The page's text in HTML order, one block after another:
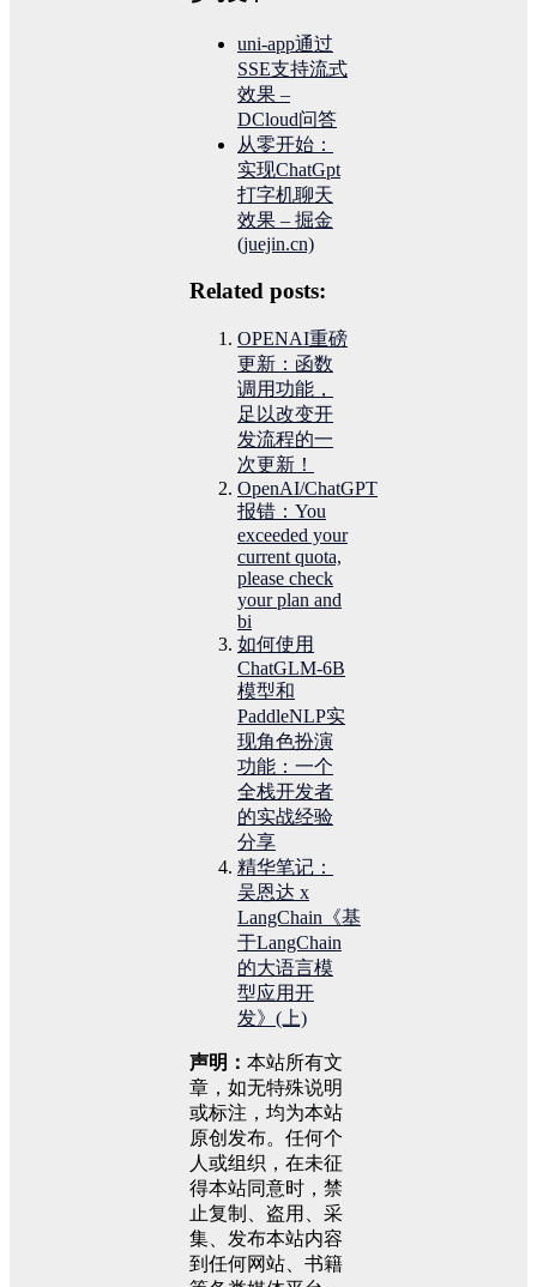
uni-app通过
SSE支持流式
效果 –
DCloud问答
从零开始：
实现ChatGpt
打字机聊天
效果 – 掘金
(juejin.cn)
Related posts:
OPENAI重磅
更新：函数
调用功能，
足以改变开
发流程的一
次更新！
OpenAI/ChatGPT
报错：You
exceeded your
current quota,
please check
your plan and
bi
如何使用
ChatGLM-6B
模型和
PaddleNLP实
现角色扮演
功能：一个
全栈开发者
的实战经验
分享
精华笔记：
吴恩达 x
LangChain《基
于LangChain
的大语言模
型应用开
发》(上)
声明： 本站所有文
章，如无特殊说明
或标注，均为本站
原创发布。任何个
人或组织，在未征
得本站同意时，禁
止复制、盗用、采
集、发布本站内容
到任何网站、书籍